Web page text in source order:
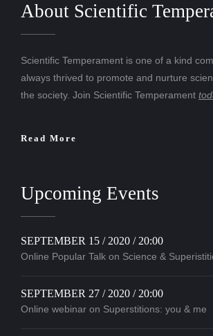
About Scientific
Scientific Temperament is one of a kind
always thrived to promote and nurture
the society. Join Scientific Temperament
Read More
Upcoming Events
SEPTEMBER 15 / 2020 / 20:00
Online Popular Talk on Science &
SEPTEMBER 27 / 2020 / 20:00
Online webinar on Superstitions: you & me